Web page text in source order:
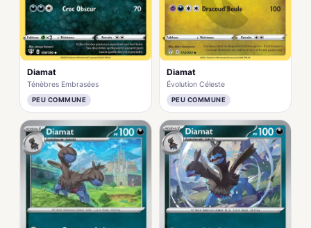
Diamat
Ténèbres Embrasées
PEU COMMUNE
Diamat
Évolution Céleste
PEU COMMUNE